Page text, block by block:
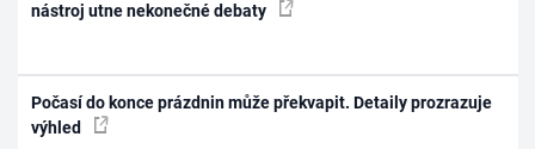
nástroj utne nekonečné debaty
Počasí do konce prázdnin může překvapit. Detaily prozrazuje
výhled